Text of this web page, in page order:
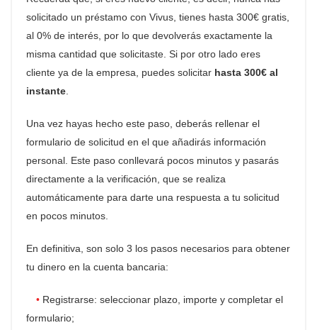
solicitado un préstamo con Vivus, tienes hasta 300€ gratis,
al 0% de interés, por lo que devolverás exactamente la
misma cantidad que solicitaste. Si por otro lado eres
cliente ya de la empresa, puedes solicitar hasta 300€ al
instante
Una vez hayas hecho este paso, deberás rellenar el
formulario de solicitud en el que añadirás información
personal. Este paso conllevará pocos minutos y pasarás
directamente a la verificación, que se realiza
automáticamente para darte una respuesta a tu solicitud
en pocos minutos.
En definitiva, son solo 3 los pasos necesarios para obtener
tu dinero en la cuenta bancaria:
Registrarse: seleccionar plazo, importe y completar el
formulario;